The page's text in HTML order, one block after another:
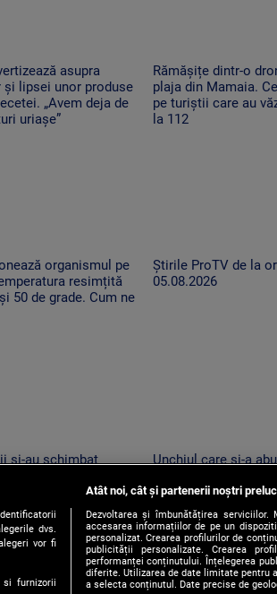
asupra
lipsei unor produse
„Avem deja de
uriașe”
Rămășițe dintr-o
plaja din Mamaia.
pe turiștii care au
la 112
organismul pe
resimțită
50 de grade. Cum ne
Știrile ProTV de la
05.08.2026
și-au schimbat
și caută
dorită în parcuri
Unchiul care și-a
profitat de poziția
dvs.
vor fi
si furnizorii
Atât noi, cât și partenerii noștri
Dezvoltarea și îmbunătățirea
accesarea informațiilor de pe un
personalizat. Crearea profilurilor de
publicității personalizate. Crearea
performanței conținutului. Înțelegerea
diferite. Utilizarea de date limitate pentru
a selecta conținutul. Date precise de